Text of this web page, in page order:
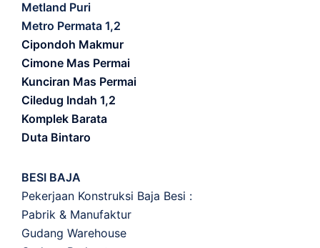
Metland Puri
Metro Permata 1,2
Cipondoh Makmur
Cimone Mas Permai
Kunciran Mas Permai
Ciledug Indah 1,2
Komplek Barata
Duta Bintaro
BESI BAJA
Pekerjaan Konstruksi Baja Besi :
Pabrik & Manufaktur
Gudang Warehouse